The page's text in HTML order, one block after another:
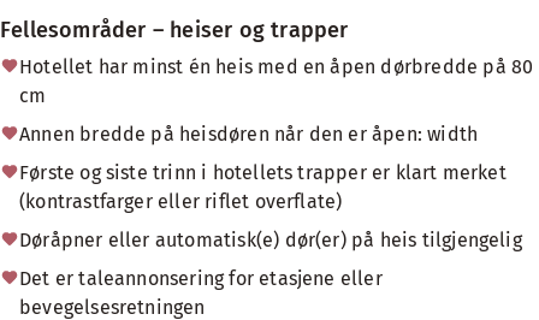
Fellesområder – heiser og trapper
Hotellet har minst én heis med en åpen dørbredde på 80
cm
Annen bredde på heisdøren når den er åpen: width
Første og siste trinn i hotellets trapper er klart merket
(kontrastfarger eller riflet overflate)
Døråpner eller automatisk(e) dør(er) på heis tilgjengelig
Det er taleannonsering for etasjene eller
bevegelsesretningen